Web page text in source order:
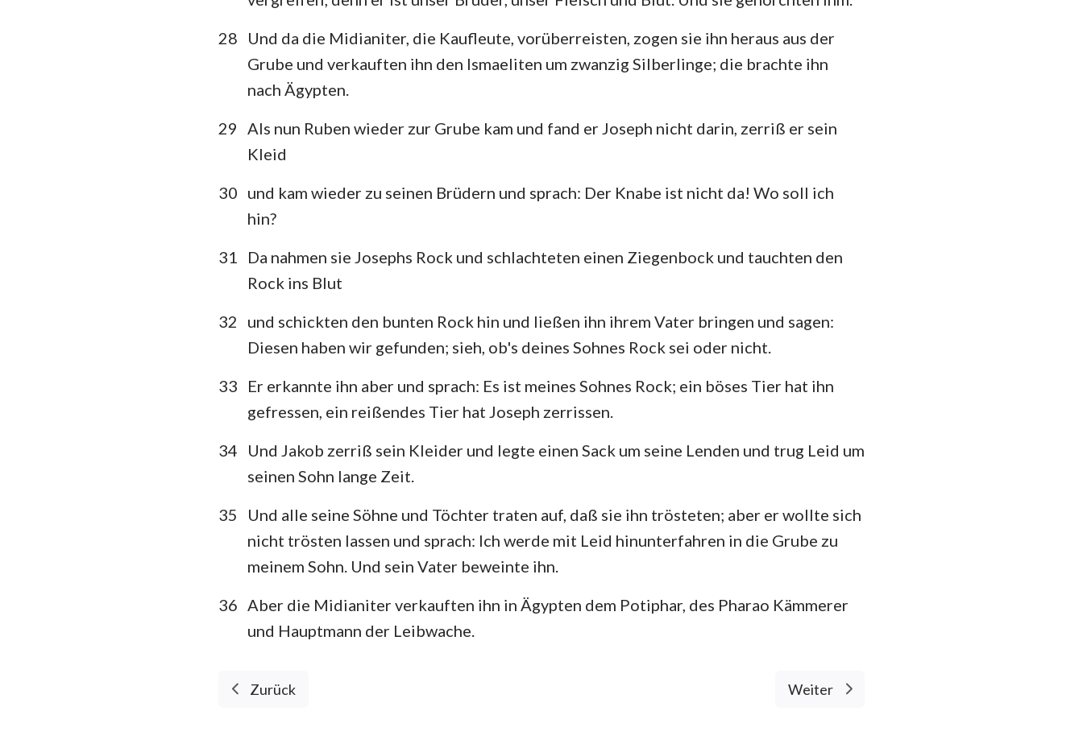
28
Und da die Midianiter, die Kaufleute, vorüberreisten, zogen sie ihn heraus aus der
Grube und verkauften ihn den Ismaeliten um zwanzig Silberlinge; die brachte ihn
nach Ägypten.
29 Als nun Ruben wieder zur Grube kam und fand er Joseph nicht darin, zerriß er sein
Kleid
30 und kam wieder zu seinen Brüdern und sprach: Der Knabe ist nicht da! Wo soll ich
hin?
31
Da nahmen sie Josephs Rock und schlachteten einen Ziegenbock und tauchten den
Rock ins Blut
32
und schickten den bunten Rock hin und ließen ihn ihrem Vater bringen und sagen:
Diesen haben wir gefunden; sieh, ob's deines Sohnes Rock sei oder nicht.
33
Er erkannte ihn aber und sprach: Es ist meines Sohnes Rock; ein böses Tier hat ihn
gefressen, ein reißendes Tier hat Joseph zerrissen.
34
Und Jakob zerriß sein Kleider und legte einen Sack um seine Lenden und trug Leid um
seinen Sohn lange Zeit.
35
Und alle seine Söhne und Töchter traten auf, daß sie ihn trösteten; aber er wollte sich
nicht trösten lassen und sprach: Ich werde mit Leid hinunterfahren in die Grube zu
meinem Sohn. Und sein Vater beweinte ihn.
36 Aber die Midianiter verkauften ihn in Ägypten dem Potiphar, des Pharao Kämmerer
und Hauptmann der Leibwache.
Zurück Weiter